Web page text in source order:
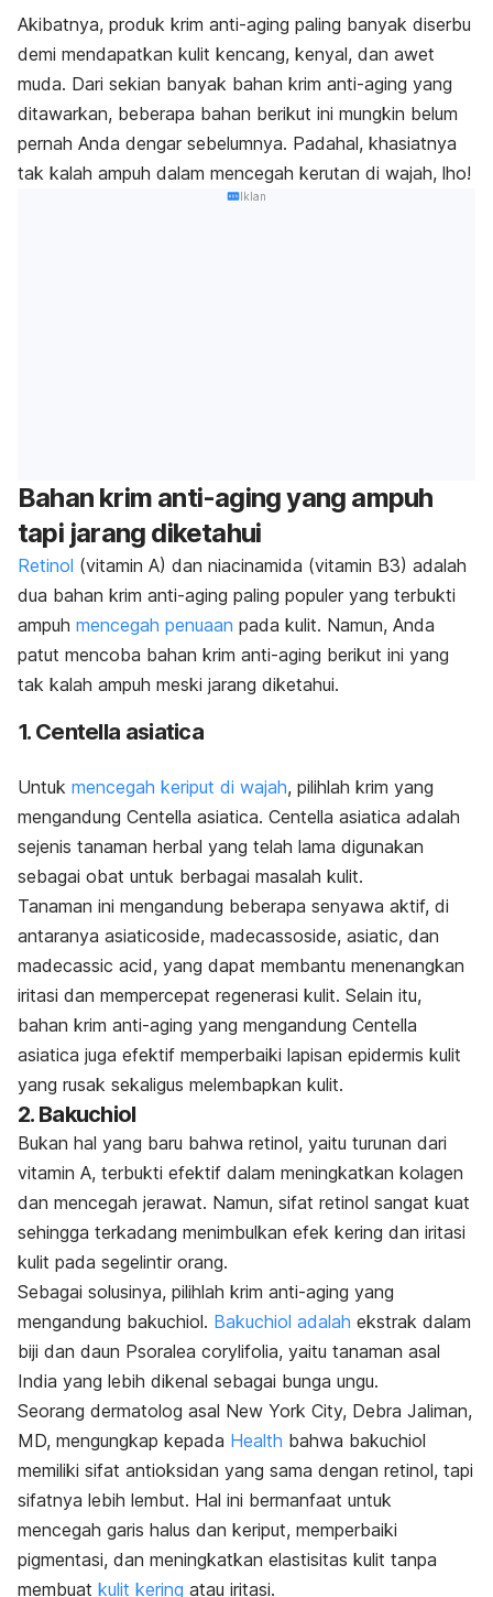
Akibatnya, produk krim anti-aging paling banyak diserbu
demi mendapatkan kulit kencang, kenyal, dan awet
muda. Dari sekian banyak bahan krim anti-aging yang
ditawarkan, beberapa bahan berikut ini mungkin belum
pernah Anda dengar sebelumnya. Padahal, khasiatnya
tak kalah ampuh dalam mencegah kerutan di wajah, lho!
Iklan
Bahan krim anti-aging yang ampuh
tapi jarang diketahui
Retinol (vitamin A) dan niacinamida (vitamin B3) adalah
dua bahan krim anti-aging paling populer yang terbukti
ampuh mencegah penuaan pada kulit. Namun, Anda
patut mencoba bahan krim anti-aging berikut ini yang
tak kalah ampuh meski jarang diketahui.
1. Centella asiatica
Untuk mencegah keriput di wajah, pilihlah krim yang
mengandung Centella asiatica. Centella asiatica adalah
sejenis tanaman herbal yang telah lama digunakan
sebagai obat untuk berbagai masalah kulit.
Tanaman ini mengandung beberapa senyawa aktif, di
antaranya asiaticoside, madecassoside, asiatic, dan
madecassic acid, yang dapat membantu menenangkan
iritasi dan mempercepat regenerasi kulit. Selain itu,
bahan krim anti-aging yang mengandung Centella
asiatica juga efektif memperbaiki lapisan epidermis kulit
yang rusak sekaligus melembapkan kulit.
2. Bakuchiol
Bukan hal yang baru bahwa retinol, yaitu turunan dari
vitamin A, terbukti efektif dalam meningkatkan kolagen
dan mencegah jerawat. Namun, sifat retinol sangat kuat
sehingga terkadang menimbulkan efek kering dan iritasi
kulit pada segelintir orang.
Sebagai solusinya, pilihlah krim anti-aging yang
mengandung bakuchiol. Bakuchiol adalah ekstrak dalam
biji dan daun Psoralea corylifolia, yaitu tanaman asal
India yang lebih dikenal sebagai bunga ungu.
Seorang dermatolog asal New York City, Debra Jaliman,
MD, mengungkap kepada Health bahwa bakuchiol
memiliki sifat antioksidan yang sama dengan retinol, tapi
sifatnya lebih lembut. Hal ini bermanfaat untuk
mencegah garis halus dan keriput, memperbaiki
pigmentasi, dan meningkatkan elastisitas kulit tanpa
membuat kulit kering atau iritasi.